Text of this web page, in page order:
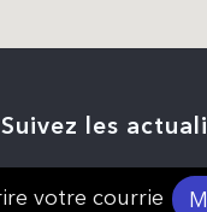
Suivez les